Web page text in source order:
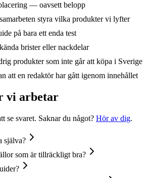
— oavsett belopp
styra vilka produkter vi lyfter
på bara ett enda test
brister eller nackdelar
produkter som inte går att köpa i Sverige
att en redaktör har gått igenom innehållet
vi arbetar
se svaret. Saknar du något? Hör av dig.
själva?
som är tillräckligt bra?